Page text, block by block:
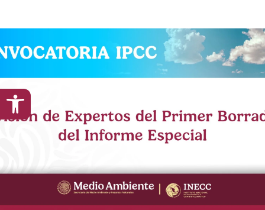
Open toolbar